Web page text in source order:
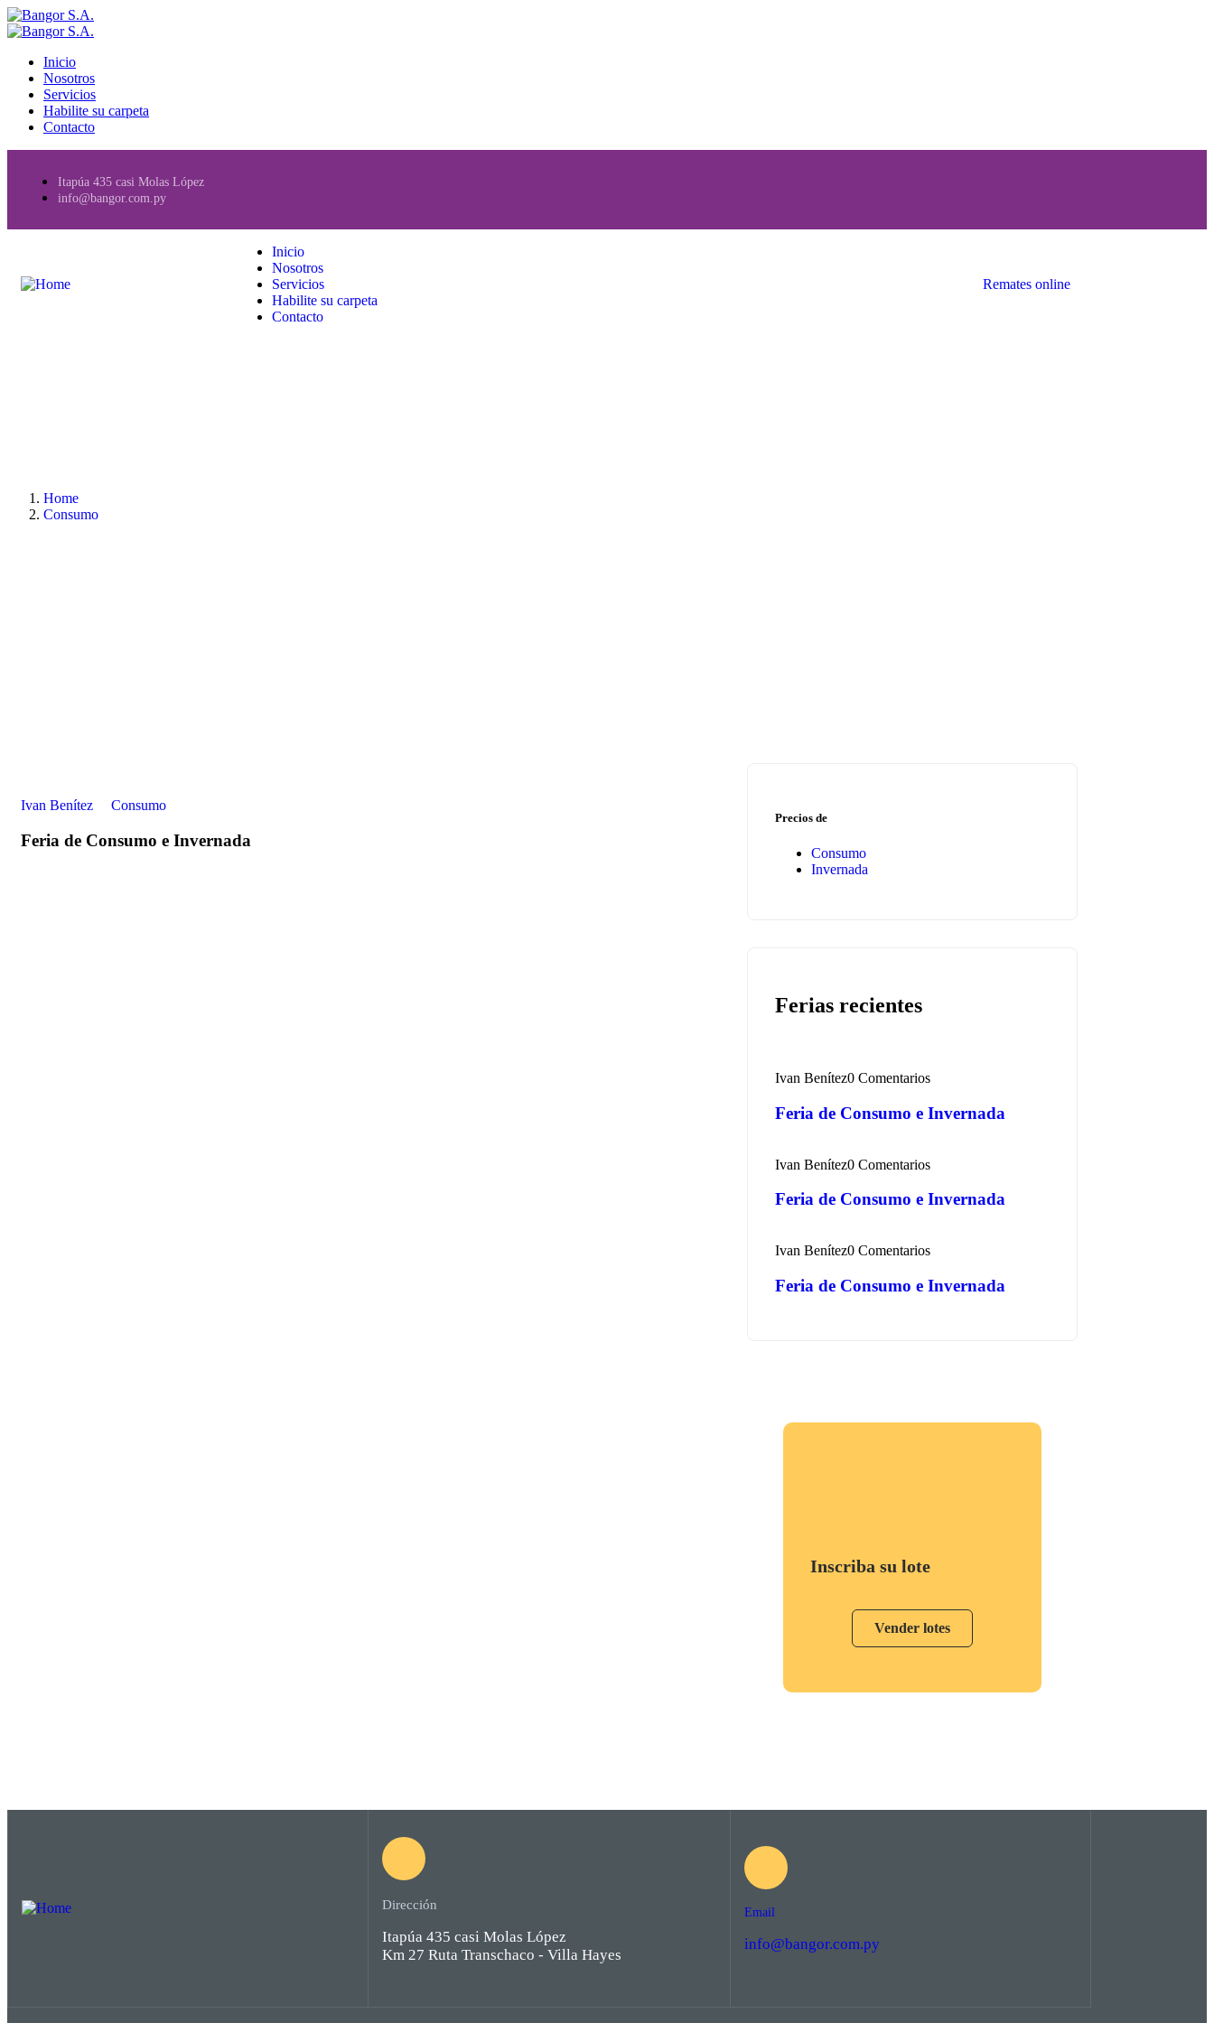
Inicio
Nosotros
Servicios
Habilite su carpeta
Contacto
Itapúa 435 casi Molas López
info@bangor.com.py
Inicio
Nosotros
Servicios
Habilite su carpeta
Contacto
Remates online
Home
Consumo
Ivan Benítez Consumo
Feria de Consumo e Invernada
Precios de
Consumo
Invernada
Ferias recientes
Ivan Benítez0 Comentarios
Feria de Consumo e Invernada
Ivan Benítez0 Comentarios
Feria de Consumo e Invernada
Ivan Benítez0 Comentarios
Feria de Consumo e Invernada
Inscriba su lote
Vender lotes
Dirección
Itapúa 435 casi Molas López
Km 27 Ruta Transchaco - Villa Hayes
Email
info@bangor.com.py